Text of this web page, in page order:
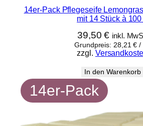
14er-Pack Pflegeseife
mit 14 Stück à 100
39,50€ inkl.
Grundpreis: 28,21€ /
zzgl.
In den Warenkorb
14er-Pack